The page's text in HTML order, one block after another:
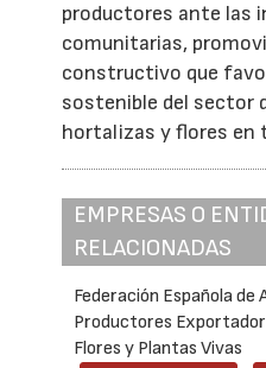
productores ante las
comunitarias,
constructivo que
sostenible del sector
hortalizas y flores en
EMPRESAS O
RELACIONADAS
Federación Española de
Productores
Flores y Plantas Vivas